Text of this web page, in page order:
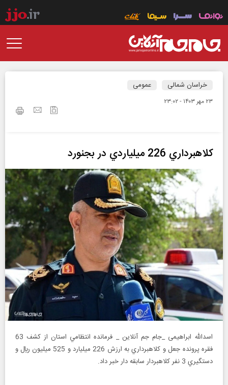
خراسان شمالی عمومی
۲۳ مهر ۱۴۰۳ - ۲۳:۰۲
کلاهبرداري 226 ميلياردي در بجنورد
اسدالله ابراهیمی _جام جم آنلاین _ فرمانده انتظامي استان از کشف 63
فقره پرونده جعل و کلاهبرداري به ارزش 226 ميليارد و 525 ميليون ريال و
دستگيري 3 نفر کلاهبردار سابقه دار خبر داد.